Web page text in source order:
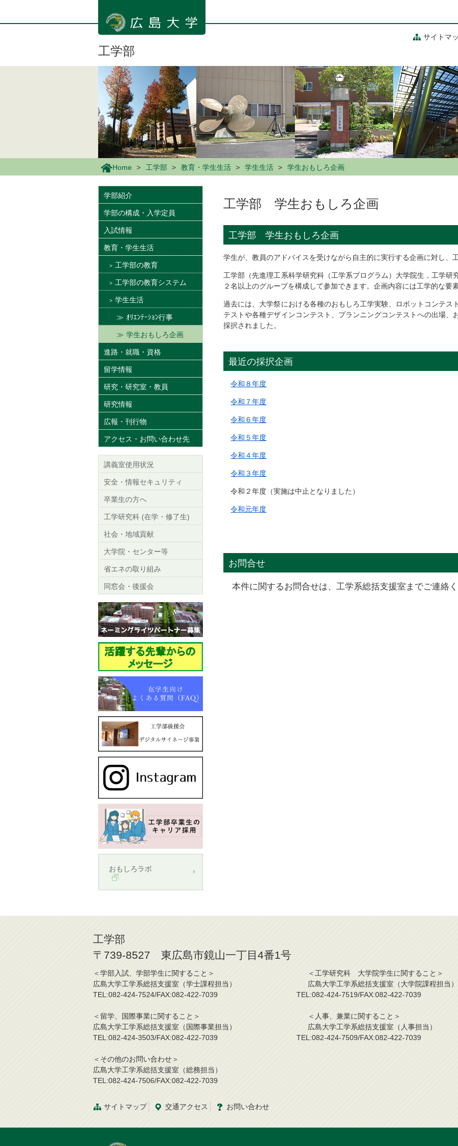
ン
サイトマ
工学部
Home 工学部 教育・学生生活 学生生活 学生おもしろ企画
工学部 学生おもしろ企画
工学部 学生おもしろ企画
学生が、教員のアドバイスを受けながら自主的に実行する企画に対し、
工学部（先進理工系科学研究科（工学系プログラム）大学院生，工学研
２名以上のグループを構成して参加できます。企画内容には工学的な要
過去には、大学祭における各種のおもしろ工学実験、ロボットコンテス
テストや各種デザインコンテスト、プランニングコンテストへの出場、
採択されました。
最近の採択企画
令和８年度
令和７年度
令和６年度
令和５年度
令和４年度
令和３年度
令和２年度（実施は中止となりました）
令和元年度
お問合せ
本件に関するお問合せは、工学系総括支援室までご連絡
学部紹介
学部の構成・入学定員
入試情報
教育・学生生活
工学部の教育
工学部の教育システム
学生生活
ｵﾘｴﾝﾃｰｼｮﾝ行事
学生おもしろ企画
進路・就職・資格
留学情報
研究・研究室・教員
研究情報
広報・刊行物
アクセス・お問い合わせ先
講義室使用状況
安全・情報セキュリティ
卒業生の方へ
工学研究科 (在学・修了生)
社会・地域貢献
大学院・センター等
省エネの取り組み
同窓会・後援会
おもしろラボ
工学部
〒739-8527 東広島市鏡山一丁目4番1号
＜学部入試、学部学生に関すること＞ ＜工学研究科 大学院学生に関すること＞
広島大学工学系総括支援室（学士課程担当） 広島大学工学系総括支援室（大学院課程担当）
TEL:082-424-7524/FAX:082-422-7039 TEL:082-424-7519/FAX:082-422-7039
＜留学、国際事業に関すること＞ ＜人事、兼業に関すること＞
広島大学工学系総括支援室（国際事業担当） 広島大学工学系総括支援室（人事担当）
TEL:082-424-3503/FAX:082-422-7039 TEL:082-424-7509/FAX:082-422-7039
＜その他のお問い合わせ＞
広島大学工学系総括支援室（総務担当）
TEL:082-424-7506/FAX:082-422-7039
サイトマップ 交通アクセス お問い合わせ